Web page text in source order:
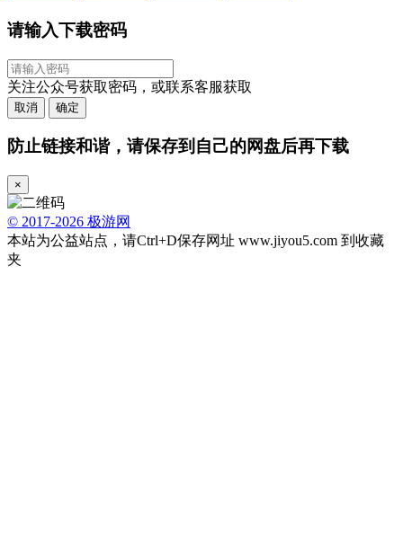
请输入下载密码
关注公众号获取密码，或联系客服获取
取消 确定
防止链接和谐，请保存到自己的网盘后再下载
×
© 2017-2026 极游网
本站为公益站点，请Ctrl+D保存网址 www.jiyou5.com 到收藏
夹